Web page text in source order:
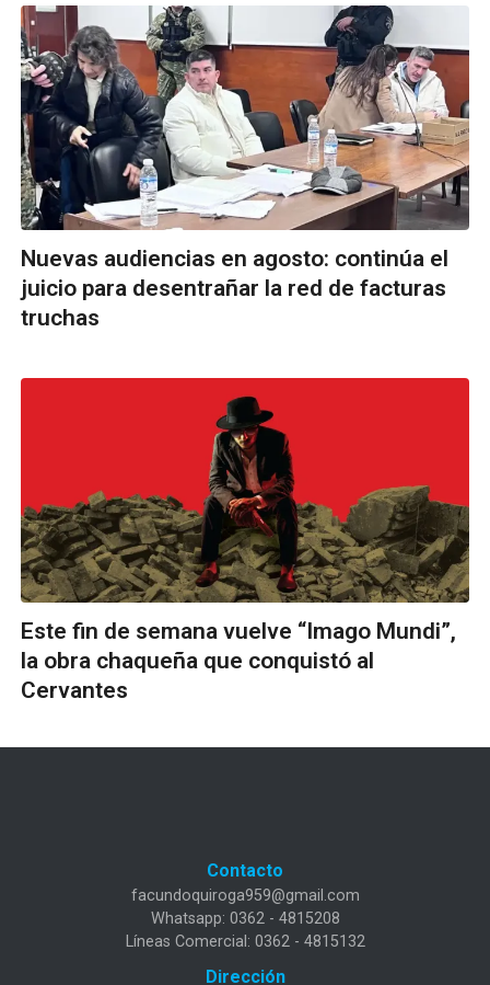
Nuevas audiencias en agosto: continúa el
juicio para desentrañar la red de facturas
truchas
Este fin de semana vuelve “Imago Mundi”,
la obra chaqueña que conquistó al
Cervantes
Contacto
facundoquiroga959@gmail.com
Whatsapp: 0362 - 4815208
Líneas Comercial: 0362 - 4815132
Dirección